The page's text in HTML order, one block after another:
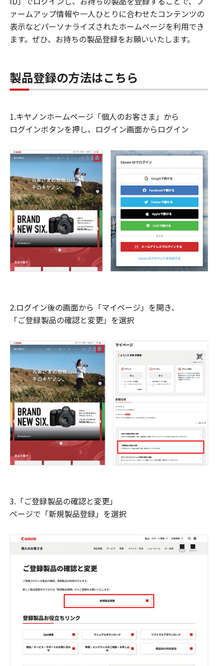
ァームアップ情報や一人ひとりに合わせたコンテンツの
表示などパーソナライズされたホームページを利用でき
ます。ぜひ、お持ちの製品登録をお願いいたします。
製品登録の方法はこちら
1.キヤノンホームページ「個人のお客さま」から
ログインボタンを押し、ログイン画面からログイン
2.ログイン後の画面から「マイページ」を開き、
「ご登録製品の確認と変更」を選択
3.「ご登録製品の確認と変更」
ページで「新規製品登録」を選択